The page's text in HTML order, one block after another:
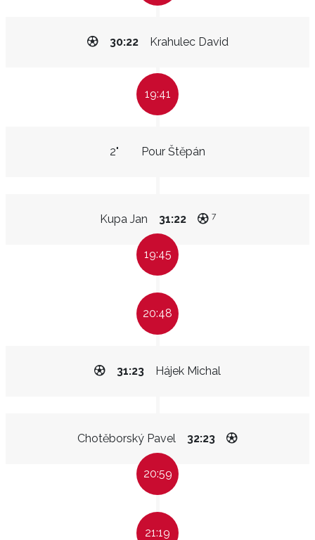
Krahulec David
30:22
19:41
Pour Štěpán
2"
Kupa Jan 31:22 7
19:45
20:48
Hájek Michal
31:23
Chotěborský Pavel 32:23
20:59
21:19